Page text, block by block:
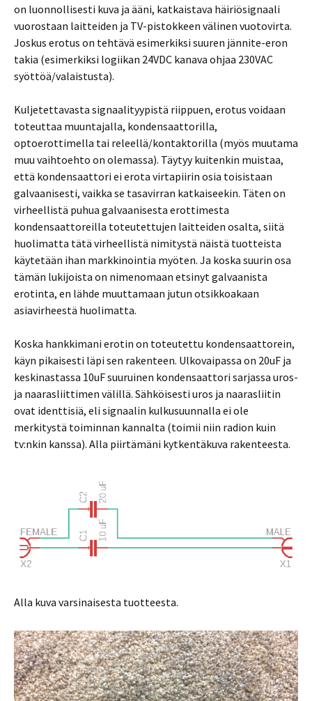
on luonnollisesti kuva ja ääni, katkaistava häiriösignaali
vuorostaan laitteiden ja TV-pistokkeen välinen vuotovirta.
Joskus erotus on tehtävä esimerkiksi suuren jännite-eron
takia (esimerkiksi logiikan 24VDC kanava ohjaa 230VAC
syöttöä/valaistusta).
Kuljetettavasta signaalityypistä riippuen, erotus voidaan
toteuttaa muuntajalla, kondensaattorilla,
optoerottimella tai releellä/kontaktorilla (myös muutama
muu vaihtoehto on olemassa). Täytyy kuitenkin muistaa,
että kondensaattori ei erota virtapiirin osia toisistaan
galvaanisesti, vaikka se tasavirran katkaiseekin. Täten on
virheellistä puhua galvaanisesta erottimesta
kondensaattoreilla toteutettujen laitteiden osalta, siitä
huolimatta tätä virheellistä nimitystä näistä tuotteista
käytetään ihan markkinointia myöten. Ja koska suurin osa
tämän lukijoista on nimenomaan etsinyt galvaanista
erotinta, en lähde muuttamaan jutun otsikkoakaan
asiavirheestä huolimatta.
Koska hankkimani erotin on toteutettu kondensaattorein,
käyn pikaisesti läpi sen rakenteen. Ulkovaipassa on 20uF ja
keskinastassa 10uF suuruinen kondensaattori sarjassa uros-
ja naarasliittimen välillä. Sähköisesti uros ja naarasliitin
ovat identtisiä, eli signaalin kulkusuunnalla ei ole
merkitystä toiminnan kannalta (toimii niin radion kuin
tv:nkin kanssa). Alla piirtämäni kytkentäkuva rakenteesta.
Alla kuva varsinaisesta tuotteesta.